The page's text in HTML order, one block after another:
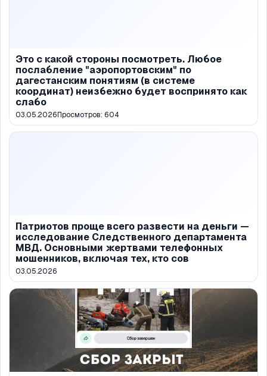
Это с какой стороны посмотреть. Любое
послабление "аэропортовским" по
дагестанским понятиям (в системе
координат) неизбежно будет воспринято как
слабо
03.05.2026Просмотров: 604
Патриотов проще всего развести на деньги —
исследование Следственного департамента
МВД. Основными жертвами телефонных
мошенников, включая тех, кто сов
03.05.2026